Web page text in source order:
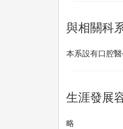
與相關科
本系設有口腔
生涯發展
略